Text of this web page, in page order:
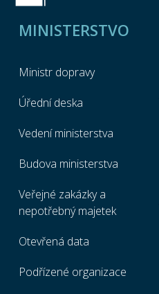
MINISTERSTVO
Ministr dopravy
Úřední deska
Vedení ministerstva
Budova ministerstva
Veřejné zakázky a
nepotřebný majetek
Otevřená data
Podřízené organizace